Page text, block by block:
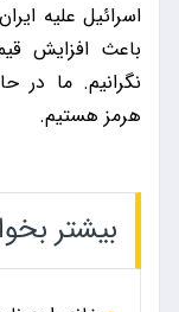
اسرائیل علیه
باعث افزایش
نگرانیم. ما در
هرمز هستیم.
بیشتر